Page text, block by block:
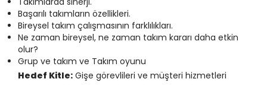
Başarılı takımların özellikleri.
Bireysel takım çalışmasının farklılıkları.
Ne zaman bireysel, ne zaman takım kararı daha etkin
olur?
Grup ve takım ve Takım oyunu
Hedef Kitle: Gişe görevlileri ve müşteri hizmetleri